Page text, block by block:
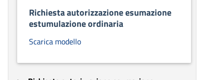
Richiesta autorizzazione esumazione
estumulazione ordinaria
Scarica modello